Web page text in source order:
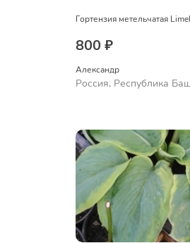
Гортензия метельчатая
800 ₽
Александр
Россия, Республика